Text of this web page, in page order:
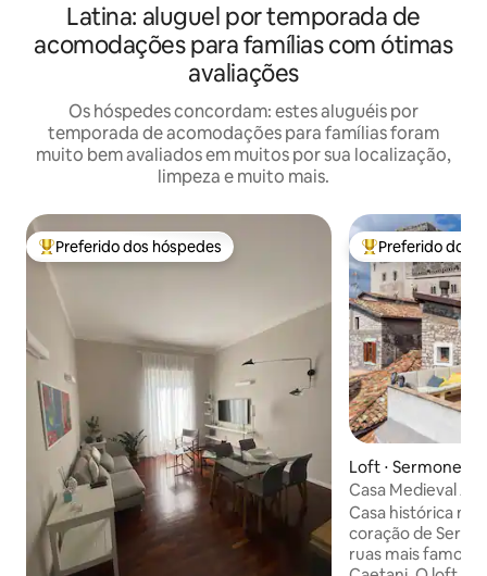
Latina: aluguel por temporada de
acomodações para famílias com ótimas
avaliações
Os hóspedes concordam: estes aluguéis por
temporada de acomodações para famílias foram
muito bem avaliados em muitos por sua localização,
limpeza e muito mais.
Entre os melhores preferidos dos hóspedes
Preferido dos hóspedes Entre os
Preferido dos
Loft ⋅ Sermoneta
Casa Medieval
Casa histórica
coração de
ruas mais